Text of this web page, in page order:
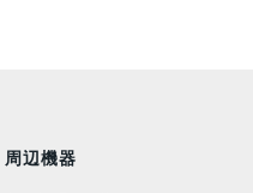
周辺機器